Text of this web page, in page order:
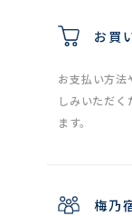
お買
お支払い方法
しみいただ
ます。
梅乃